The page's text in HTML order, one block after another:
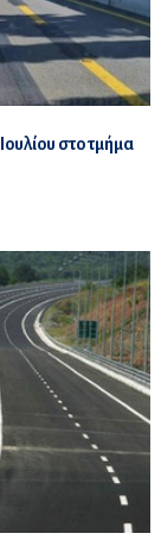
στο τμήμα